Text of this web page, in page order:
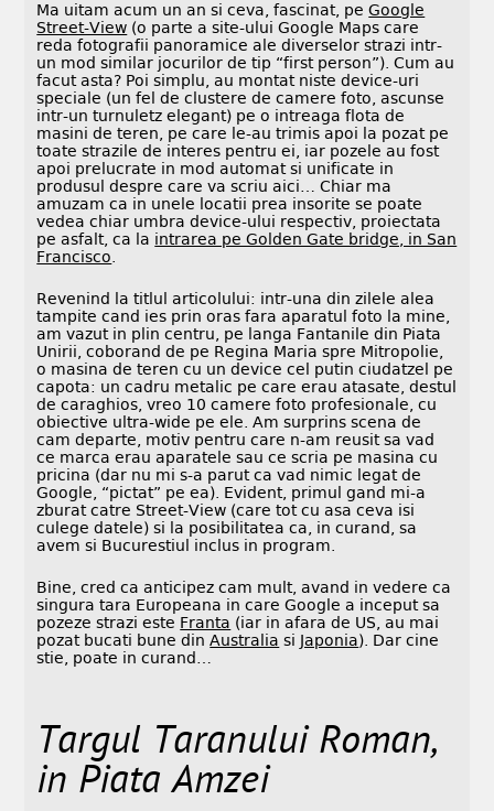
Ma uitam acum un an si ceva, fascinat, peGoogle
Street-View (o parte a site-ului Google Maps care
reda fotografii panoramice ale diverselor strazi intr-
un mod similar jocurilor de tip “first person”). Cum au
facut asta? Poi simplu, au montat niste device-uri
speciale (un fel de clustere de camere foto, ascunse
intr-un turnuletz elegant) pe o intreaga flota de
masini de teren, pe care le-au trimis apoi la pozat pe
toate strazile de interes pentru ei, iar pozele au fost
apoi prelucrate in mod automat si unificate in
produsul despre care va scriu aici… Chiar ma
amuzam ca in unele locatii prea insorite se poate
vedea chiar umbra device-ului respectiv, proiectata
pe asfalt, ca la intrarea pe Golden Gate bridge, in San
Francisco
Revenind la titlul articolului: intr-una din zilele alea
tampite cand ies prin oras fara aparatul foto la mine,
am vazut in plin centru, pe langa Fantanile din Piata
Unirii, coborand de pe Regina Maria spre Mitropolie,
o masina de teren cu un device cel putin ciudatzel pe
capota: un cadru metalic pe care erau atasate, destul
de caraghios, vreo 10 camere foto profesionale, cu
obiective ultra-wide pe ele. Am surprins scena de
cam departe, motiv pentru care n-am reusit sa vad
ce marca erau aparatele sau ce scria pe masina cu
pricina (dar nu mi s-a parut ca vad nimic legat de
Google, “pictat” pe ea). Evident, primul gand mi-a
zburat catre Street-View (care tot cu asa ceva isi
culege datele) si la posibilitatea ca, in curand, sa
avem si Bucurestiul inclus in program.
Bine, cred ca anticipez cam mult, avand in vedere ca
singura tara Europeana in care Google a inceput sa
pozeze strazi este Franta (iar in afara de US, au mai
pozat bucati bune dinAustralia si Japonia). Dar cine
stie, poate in curand…
Targul Taranului Roman,
in Piata Amzei